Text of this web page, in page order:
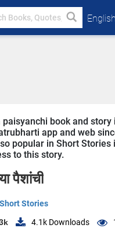
English
book and
app and web
popular in Short
to this story.
पैशांची
Stories
4.1k Downloads